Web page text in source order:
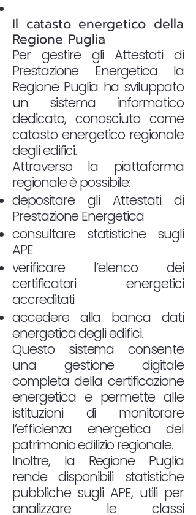
Il catasto energetico della
Regione Puglia
Per gestire gli Attestati di
Prestazione Energetica la
Regione Puglia ha sviluppato
un sistema informatico
dedicato, conosciuto come
catasto energetico regionale
degli edifici.
Attraverso la piattaforma
regionale è possibile:
depositare gli Attestati di
Prestazione Energetica
consultare statistiche sugli
APE
verificare l’elenco dei
certificatori energetici
accreditati
accedere alla banca dati
energetica degli edifici.
Questo sistema consente
una gestione digitale
completa della certificazione
energetica e permette alle
istituzioni di monitorare
l’efficienza energetica del
patrimonio edilizio regionale.
Inoltre, la Regione Puglia
rende disponibili statistiche
pubbliche sugli APE, utili per
analizzare le classi